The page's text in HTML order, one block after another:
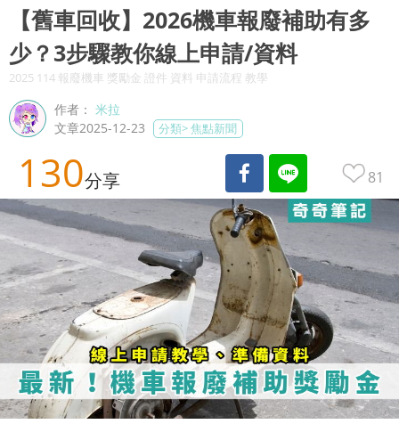
【舊車回收】2026機車報廢補助有多
少？3步驟教你線上申請/資料
2025 114 報廢機車 獎勵金 證件 資料 申請流程 教學
作者：米拉
文章2025-12-23
分類>焦點新聞
130分享 81